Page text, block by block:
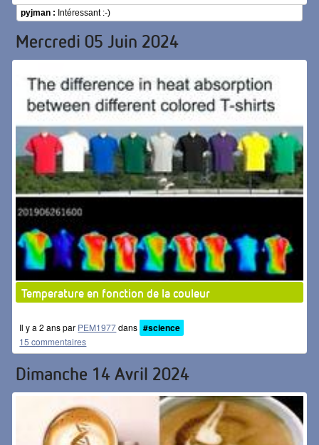
pyjman : Intéressant :-)
Mercredi 05 Juin 2024
Temperature en fonction de la couleur
Il y a 2 ans par PEM1977dans #science
15 commentaires
Dimanche 14 Avril 2024